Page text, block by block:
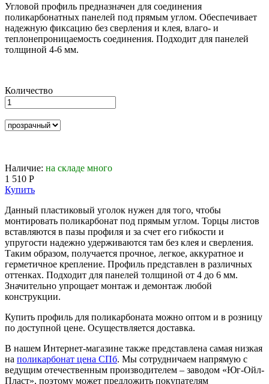
Угловой профиль предназначен для соединения
поликарбонатных панелей под прямым углом. Обеспечивает
надежную фиксацию без сверления и клея, влаго- и
теплонепроницаемость соединения. Подходит для панелей
толщиной 4-6 мм.
Количество
Наличие: на складе много
1 510 P
Купить
Данный пластиковый уголок нужен для того, чтобы
монтировать поликарбонат под прямым углом. Торцы листов
вставляются в пазы профиля и за счет его гибкости и
упругости надежно удерживаются там без клея и сверления.
Таким образом, получается прочное, легкое, аккуратное и
герметичное крепление. Профиль представлен в различных
оттенках. Подходит для панелей толщиной от 4 до 6 мм.
Значительно упрощает монтаж и демонтаж любой
конструкции.
Купить профиль для поликарбоната можно оптом и в розницу
по доступной цене. Осуществляется доставка.
В нашем Интернет-магазине также представлена самая низкая
на поликарбонат цена СПб. Мы сотрудничаем напрямую с
ведущим отечественным производителем – заводом «Юг-Ойл-
Пласт», поэтому может предложить покупателям